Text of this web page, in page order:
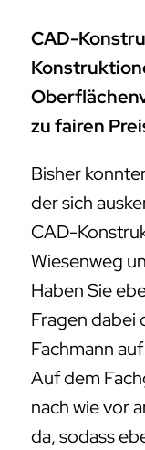
CAD-
zu fairen
Bisher
der sich
CAD-
Wiesenweg
Haben Sie
Fragen dabei
Fachmann
Auf dem
nach wie vor
da, sodass